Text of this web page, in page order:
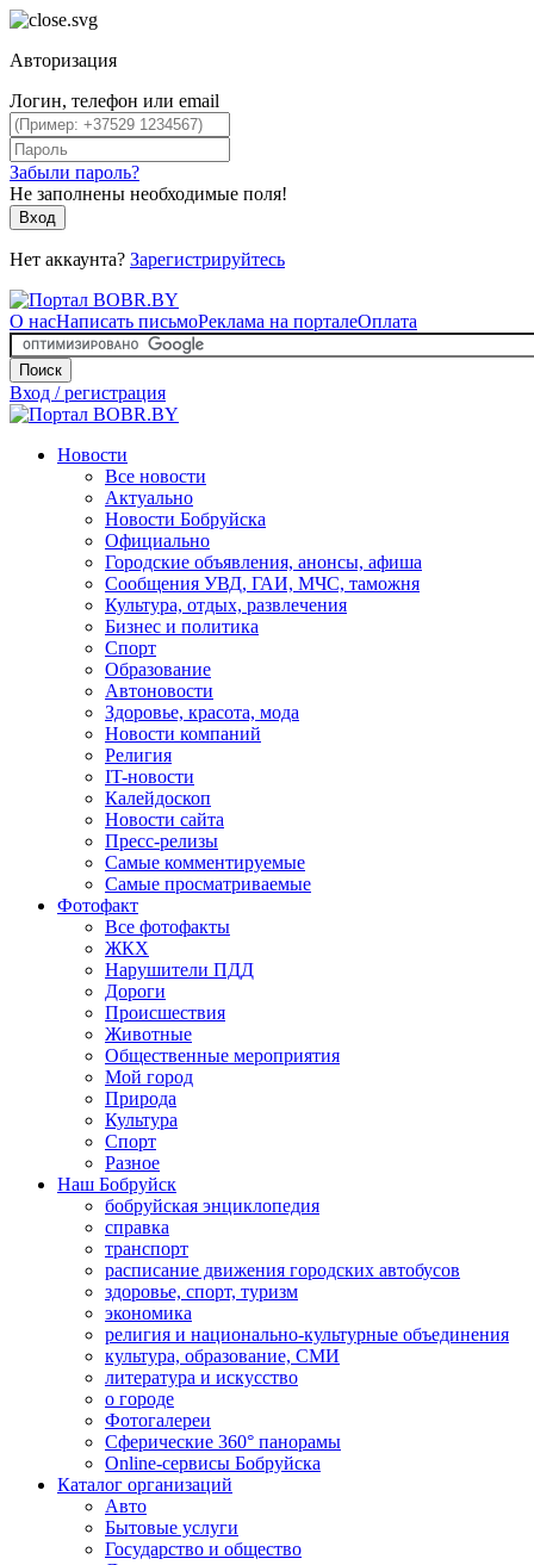
Авторизация
Логин, телефон или email
Забыли пароль?
Не заполнены необходимые поля!
Вход
Нет аккаунта? Зарегистрируйтесь
О насНаписать письмоРеклама на порталеОплата
Поиск
Вход / регистрация
Новости
Все новости
Актуально
Новости Бобруйска
Официально
Городские объявления, анонсы, афиша
Сообщения УВД, ГАИ, МЧС, таможня
Культура, отдых, развлечения
Бизнес и политика
Спорт
Образование
Автоновости
Здоровье, красота, мода
Новости компаний
Религия
IT-новости
Калейдоскоп
Новости сайта
Пресс-релизы
Самые комментируемые
Самые просматриваемые
Фотофакт
Все фотофакты
ЖКХ
Нарушители ПДД
Дороги
Происшествия
Животные
Общественные мероприятия
Мой город
Природа
Культура
Спорт
Разное
Наш Бобруйск
бобруйская энциклопедия
справка
транспорт
расписание движения городских автобусов
здоровье, спорт, туризм
экономика
религия и национально-культурные объединения
культура, образование, СМИ
литература и искусство
о городе
Фотогалереи
Сферические 360° панорамы
Online-сервисы Бобруйска
Каталог организаций
Авто
Бытовые услуги
Государство и общество